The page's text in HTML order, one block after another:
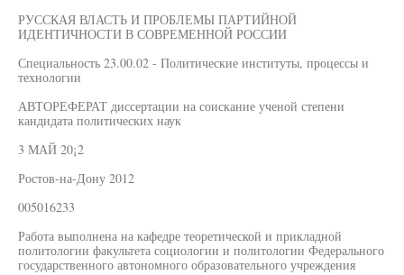
РУССКАЯ ВЛАСТЬ И ПРОБЛЕМЫ ПАРТИЙНОЙ
ИДЕНТИЧНОСТИ В СОВРЕМЕННОЙ РОССИИ
Специальность 23.00.02 - Политические институты, процессы и
технологии
АВТОРЕФЕРАТ диссертации на соискание ученой степени
кандидата политических наук
3 МАЙ 20¡2
Ростов-на-Дону 2012
005016233
Работа выполнена на кафедре теоретической и прикладной
политологии факультета социологии и политологии Федерального
государственного автономного образовательного учреждения